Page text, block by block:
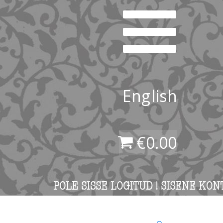
English
€0.00
POLE SISSE LOGITUD ! SISENE